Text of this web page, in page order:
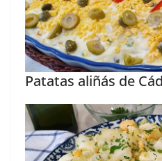
Patatas aliñás de